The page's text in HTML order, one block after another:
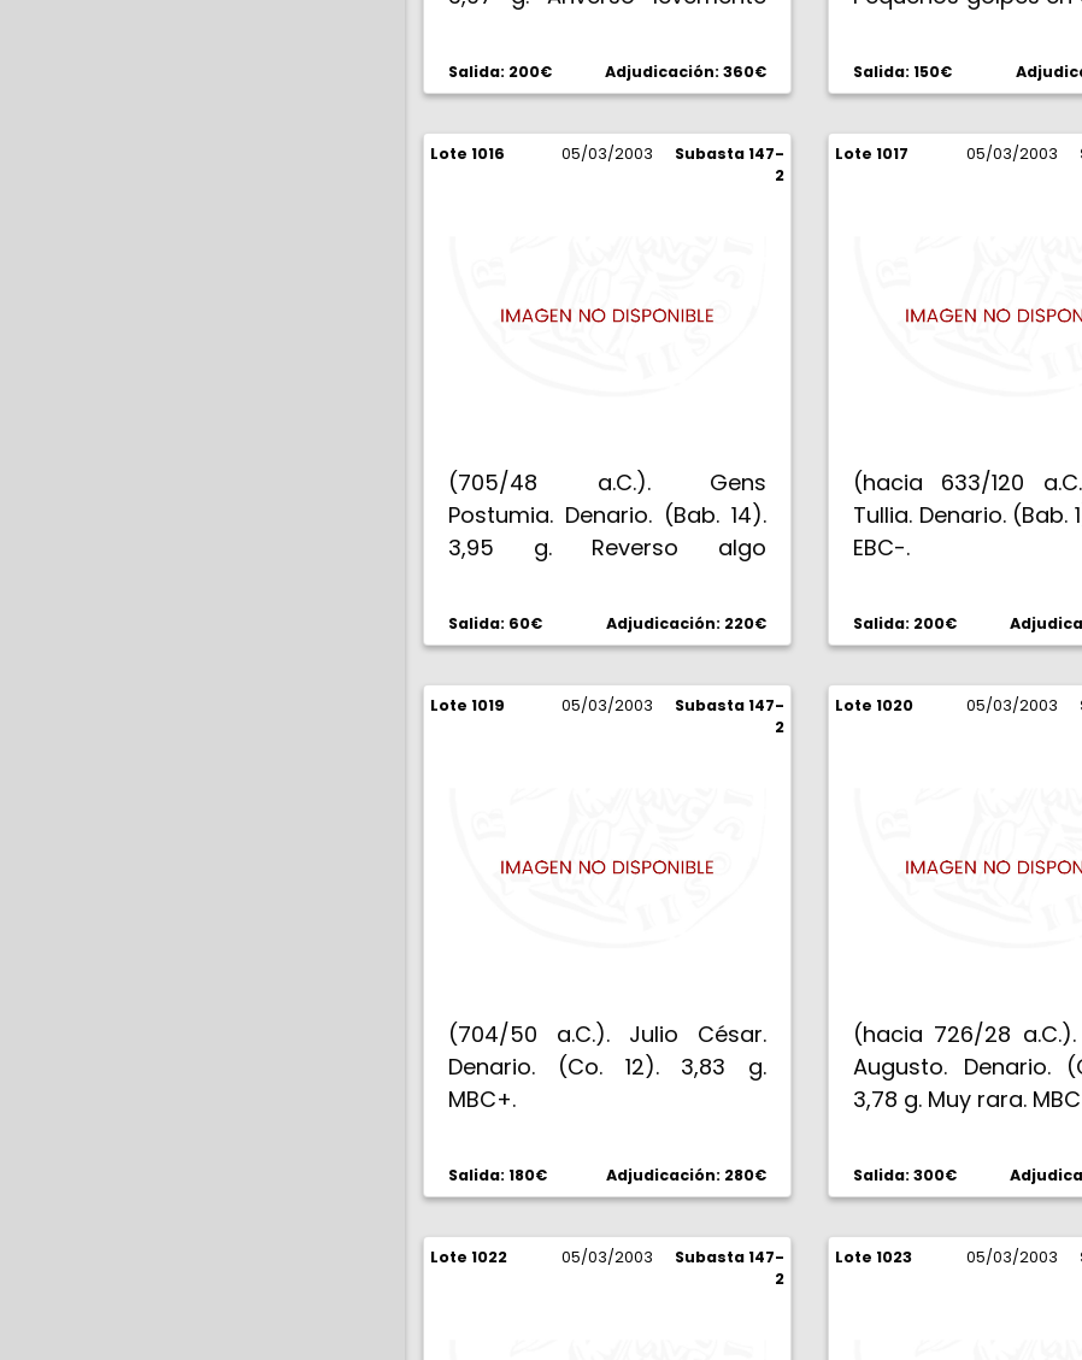
Salida: 200€ Adjudicación: 360€ Salida: 150€
Lote 1016 05/03/2003
Subasta 147-
2
(705/48 a.C.). Gens
Postumia. Denario. (Bab. 14).
3,95 g. Reverso algo
Salida: 60€ Adjudicación: 220€
Lote 1017 05/03/2003
(hacia 633/120
Tullia. Denario. (Bab.
EBC-.
Salida: 200€
Lote 1019 05/03/2003
Subasta 147-
2
(704/50 a.C.). Julio César.
Denario. (Co. 12). 3,83 g.
MBC+.
Salida: 180€ Adjudicación: 280€
Lote 1020 05/03/2003
(hacia 726/28
Augusto. Denario.
3,78 g. Muy rara.
Salida: 300€
Lote 1022 05/03/2003
Subasta 147-
2
Lote 1023 05/03/2003